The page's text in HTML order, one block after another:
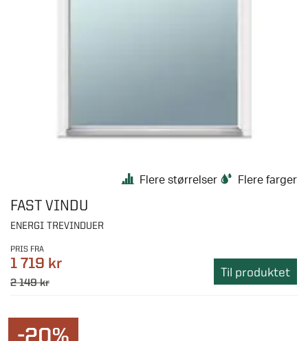
Flere størrelser Flere farger
FAST VINDU
ENERGI TREVINDUER
PRIS FRA
1 719 kr
2 149 kr
Til produktet
-20%